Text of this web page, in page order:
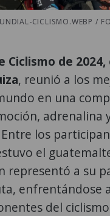
CICLISMO.WEBP /
Ciclismo de
, reunió a los
en una
adrenalina
los
el
representó a su
enfrentándose
del ciclismo